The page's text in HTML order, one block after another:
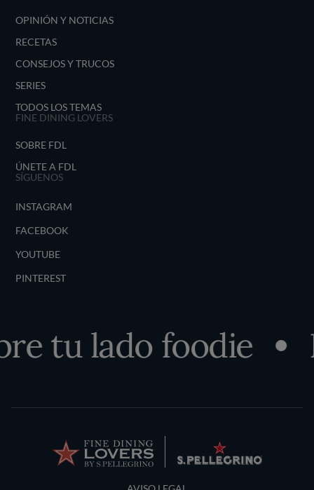
OPINIÓN Y NOTICIAS
RECETAS
CONSEJOS Y TRUCOS
SERIES
TODOS LOS TEMAS
FINE DINING LOVERS
SOBRE FDL
ÚNETE A FDL
SÍGUENOS
INSTAGRAM
FACEBOOK
YOUTUBE
PINTEREST
tu lado foodie
Terms and Conditions